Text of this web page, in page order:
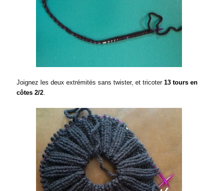
Joignez les deux extrémités sans twister, et tricoter 13 tours en
côtes 2/2.